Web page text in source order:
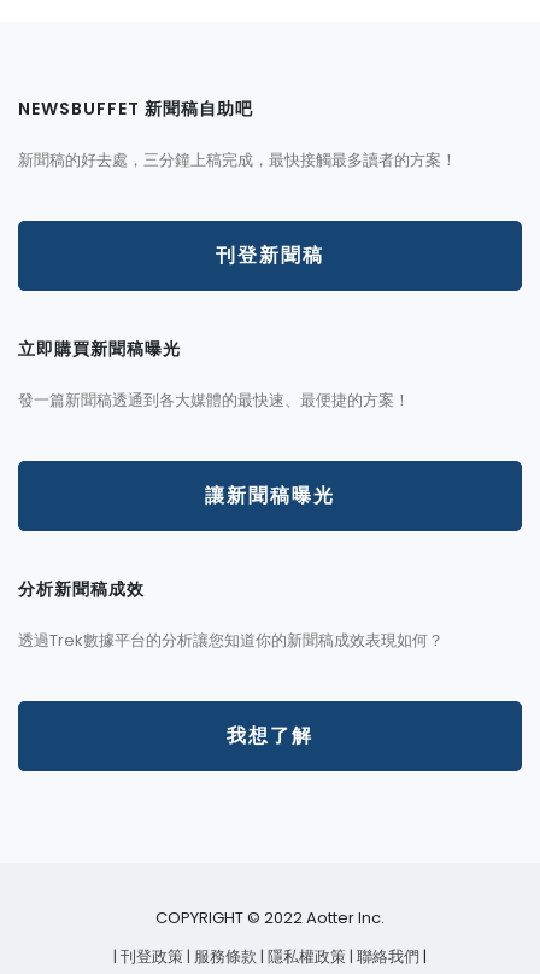
NEWSBUFFET 新聞稿自助吧
新聞稿的好去處，三分鐘上稿完成，最快接觸最多讀者的方案！
刊登新聞稿
立即購買新聞稿曝光
發一篇新聞稿透通到各大媒體的最快速、最便捷的方案！
讓新聞稿曝光
分析新聞稿成效
透過Trek數據平台的分析讓您知道你的新聞稿成效表現如何？
我想了解
COPYRIGHT © 2022 Aotter Inc.
| 刊登政策| 服務條款 | 隱私權政策| 聯絡我們 |